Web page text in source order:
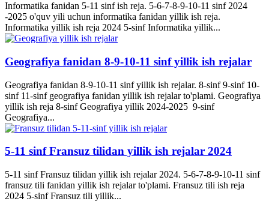
Informatika fanidan 5-11 sinf ish reja. 5-6-7-8-9-10-11 sinf 2024
-2025 o'quv yili uchun informatika fanidan yillik ish reja.
Informatika yillik ish reja 2024 5-sinf Informatika yillik...
Geografiya fanidan 8-9-10-11 sinf yillik ish rejalar
Geografiya fanidan 8-9-10-11 sinf yillik ish rejalar. 8-sinf 9-sinf 10-
sinf 11-sinf geografiya fanidan yillik ish rejalar to'plami. Geografiya
yillik ish reja 8-sinf Geografiya yillik 2024-2025 9-sinf
Geografiya...
5-11 sinf Fransuz tilidan yillik ish rejalar 2024
5-11 sinf Fransuz tilidan yillik ish rejalar 2024. 5-6-7-8-9-10-11 sinf
fransuz tili fanidan yillik ish rejalar to'plami. Fransuz tili ish reja
2024 5-sinf Fransuz tili yillik...